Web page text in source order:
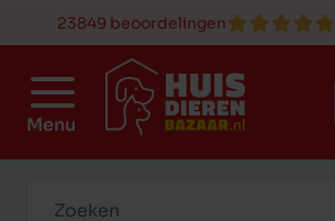
23849 beoordelingen
Menu